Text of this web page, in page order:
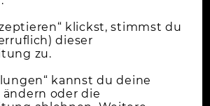
klickst, stimmst du
dieser
zu.
kannst du deine
oder die